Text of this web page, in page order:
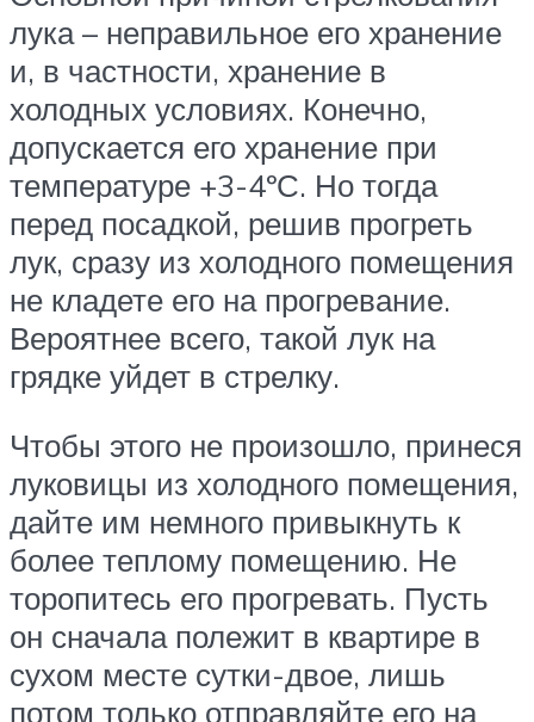
лука – неправильное его хранение
и, в частности, хранение в
холодных условиях. Конечно,
допускается его хранение при
температуре +3-4ºС. Но тогда
перед посадкой, решив прогреть
лук, сразу из холодного помещения
не кладете его на прогревание.
Вероятнее всего, такой лук на
грядке уйдет в стрелку.
Чтобы этого не произошло, принеся
луковицы из холодного помещения,
дайте им немного привыкнуть к
более теплому помещению. Не
торопитесь его прогревать. Пусть
он сначала полежит в квартире в
сухом месте сутки-двое, лишь
потом только отправляйте его на